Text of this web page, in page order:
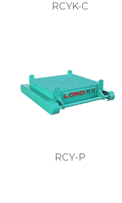
RCYK-C
RCY-P